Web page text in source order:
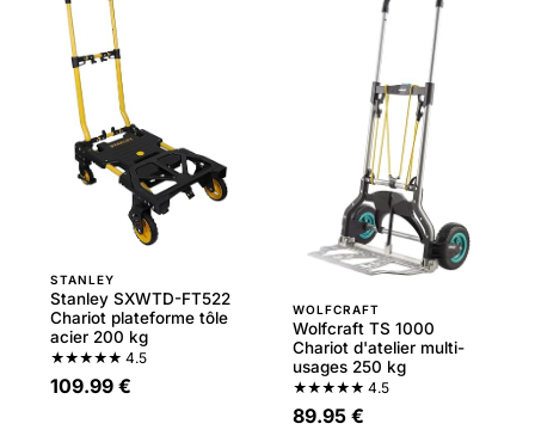
STANLEY
Stanley SXWTD-FT522
Chariot plateforme tôle
acier 200 kg
★★★★★ 4.5
109.99 €
WOLFCRAFT
Wolfcraft TS 1000
Chariot d'atelier multi-
usages 250 kg
★★★★★ 4.5
89.95 €